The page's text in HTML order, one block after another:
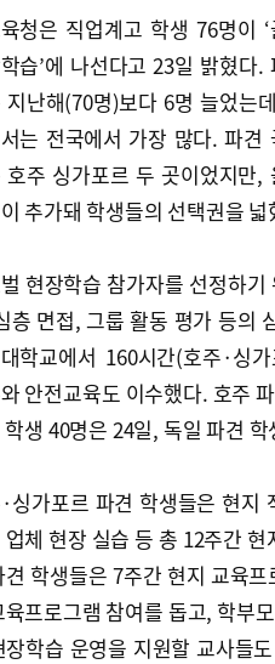
청은 직업계고 학생 76명이 ‘
습’에 나선다고 23일 밝혔다.
지난해(70명)보다 6명 늘었는
는 전국에서 가장 많다. 파견
호주 싱가포르 두 곳이었지만,
추가돼 학생들의 선택권을 넓
현장학습 참가자를 선정하
층 면접, 그룹 활동 평가 등의
학교에서 160시간(호주·싱
안전교육도 이수했다. 호주
생 40명은 24일, 독일 파견
싱가포르 파견 학생들은 현지
체 현장 실습 등 총 12주간
견 학생들은 7주간 현지 교육
프로그램 참여를 돕고, 학부
장학습 운영을 지원할 교사들